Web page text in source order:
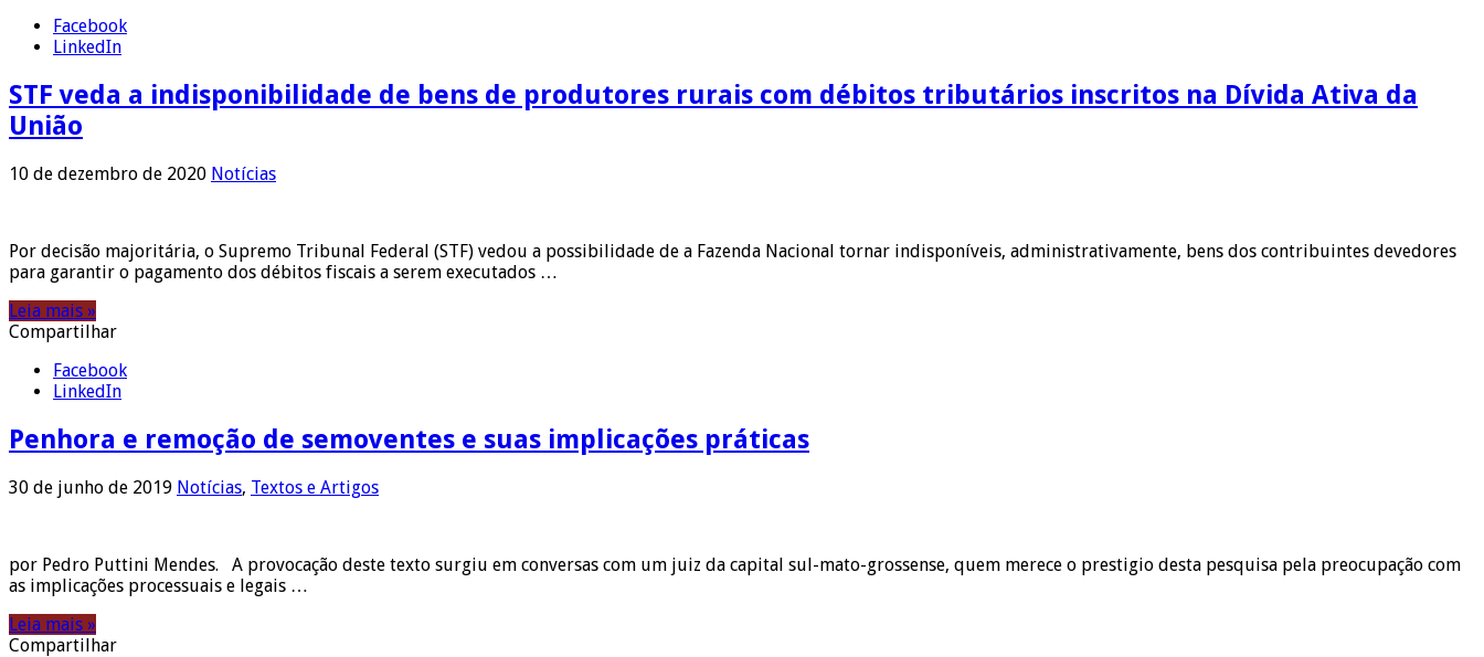
Facebook
LinkedIn
STF veda a indisponibilidade de bens de produtores rurais com débitos tributários inscritos na Dívida Ativa da
União
10 de dezembro de 2020 Notícias
Por decisão majoritária, o Supremo Tribunal Federal (STF) vedou a possibilidade de a Fazenda Nacional tornar indisponíveis, administrativamente, bens dos contribuintes devedores
para garantir o pagamento dos débitos fiscais a serem executados …
Leia mais »
Compartilhar
Facebook
LinkedIn
Penhora e remoção de semoventes e suas implicações práticas
30 de junho de 2019 Notícias, Textos e Artigos
por Pedro Puttini Mendes. A provocação deste texto surgiu em conversas com um juiz da capital sul-mato-grossense, quem merece o prestigio desta pesquisa pela preocupação com
as implicações processuais e legais …
Leia mais »
Compartilhar